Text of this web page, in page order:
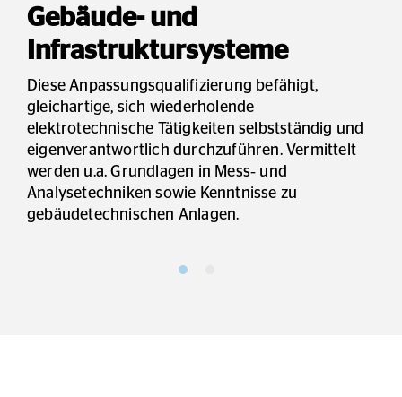
Gebäude- und
Infrastruktursysteme
Diese Anpassungsqualifizierung befähigt,
gleichartige, sich wiederholende
elektrotechnische Tätigkeiten selbstständig und
eigenverantwortlich durchzuführen. Vermittelt
werden u.a. Grundlagen in Mess‑ und
Analysetechniken sowie Kenntnisse zu
gebäudetechnischen Anlagen.